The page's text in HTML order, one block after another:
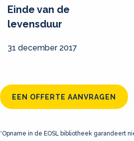
Einde van de
levensduur
31 december 2017
EEN OFFERTE AANVRAGEN
*Opname in de EOSL bibliotheek garandeert